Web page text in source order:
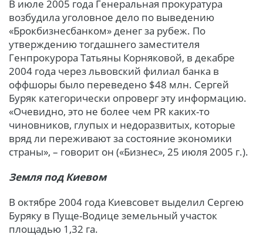
В июле 2005 года Генеральная прокуратура
возбудила уголовное дело по выведению
«Брокбизнесбанком» денег за рубеж. По
утверждению тогдашнего заместителя
Генпрокурора Татьяны Корняковой, в декабре
2004 года через львовский филиал банка в
оффшоры было переведено $48 млн. Сергей
Буряк категорически опроверг эту информацию.
«Очевидно, это не более чем PR каких-то
чиновников, глупых и недоразвитых, которые
вряд ли переживают за состояние экономики
страны», – говорит он («Бизнес», 25 июля 2005 г.).
Земля под Киевом
В октябре 2004 года Киевсовет выделил Сергею
Буряку в Пуще-Водице земельный участок
площадью 1,32 га.